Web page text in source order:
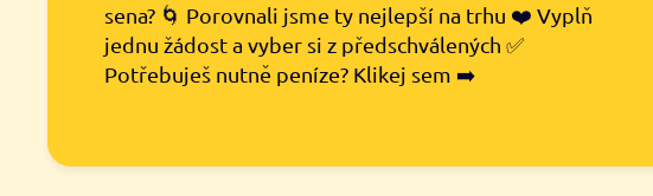
sena? 🌀 Porovnali jsme ty nejlepší na trhu ❤️ Vyplň
jednu žádost a vyber si z předschválených ✅
Potřebuješ nutně peníze? Klikej sem ➡️